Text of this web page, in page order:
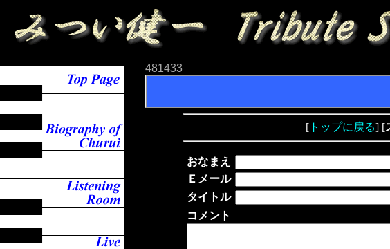
481433
[ トップに戻る] [
おなまえ
Ｅメール
タイトル
コメント